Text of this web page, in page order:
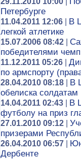
Петербурге
11.04.2011 12:06
В
легкой атлетике
15.07.2006 08:42
победителями
11.12.2011 05:26
по армспорту
28.04.2010 08:18
В
обелиска
14.04.2011 02:43
В
футболу на приз
27.01.2010 09:12
призерами
26.04.2010 06:57
Дербенте